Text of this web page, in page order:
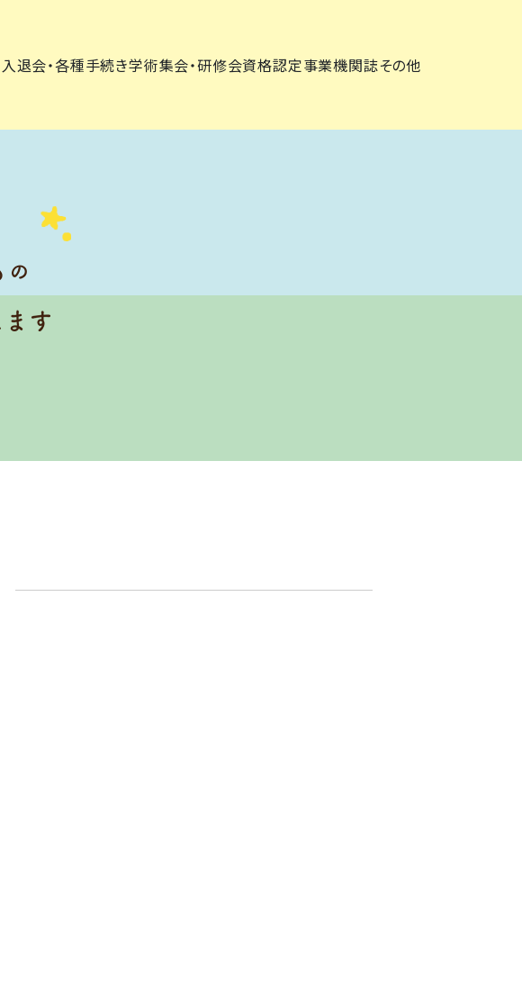
入退会・各種手続き学術集会・研修会資格認定事業機関誌その他